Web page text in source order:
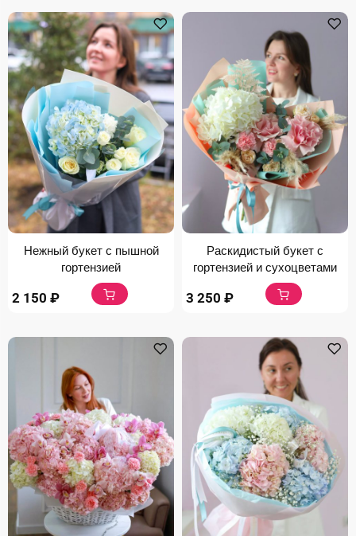
Нежный букет с пышной
гортензией
2 150 ₽
Раскидистый букет с
гортензией и сухоцветами
3 250 ₽